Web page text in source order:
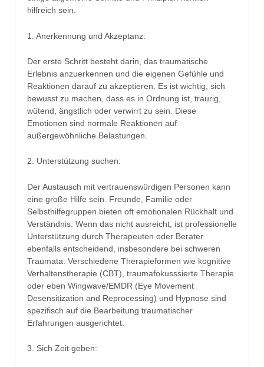
hilfreich sein.
1. Anerkennung und Akzeptanz:
Der erste Schritt besteht darin, das traumatische
Erlebnis anzuerkennen und die eigenen Gefühle und
Reaktionen darauf zu akzeptieren. Es ist wichtig, sich
bewusst zu machen, dass es in Ordnung ist, traurig,
wütend, ängstlich oder verwirrt zu sein. Diese
Emotionen sind normale Reaktionen auf
außergewöhnliche Belastungen.
2. Unterstützung suchen:
Der Austausch mit vertrauenswürdigen Personen kann
eine große Hilfe sein. Freunde, Familie oder
Selbsthilfegruppen bieten oft emotionalen Rückhalt und
Verständnis. Wenn das nicht ausreicht, ist professionelle
Unterstützung durch Therapeuten oder Berater
ebenfalls entscheidend, insbesondere bei schweren
Traumata. Verschiedene Therapieformen wie kognitive
Verhaltenstherapie (CBT), traumafokusssierte Therapie
oder eben Wingwave/EMDR (Eye Movement
Desensitization and Reprocessing) und Hypnose sind
spezifisch auf die Bearbeitung traumatischer
Erfahrungen ausgerichtet.
3. Sich Zeit geben: